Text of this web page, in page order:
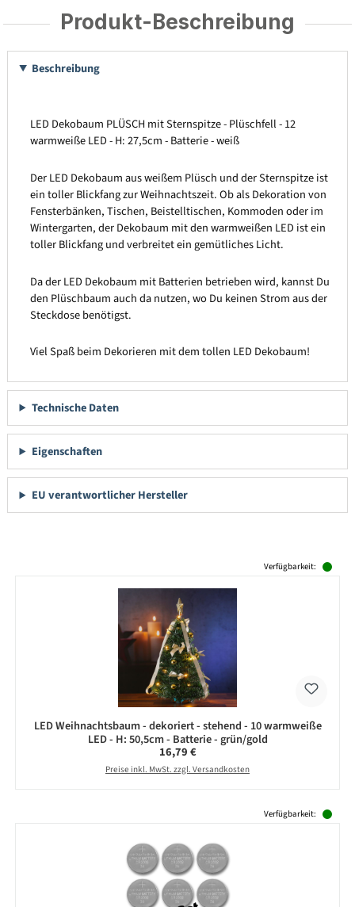
Produkt-Beschreibung
Beschreibung
LED Dekobaum PLÜSCH mit Sternspitze - Plüschfell - 12
warmweiße LED - H: 27,5cm - Batterie - weiß
Der LED Dekobaum aus weißem Plüsch und der Sternspitze ist
ein toller Blickfang zur Weihnachtszeit. Ob als Dekoration von
Fensterbänken, Tischen, Beistelltischen, Kommoden oder im
Wintergarten, der Dekobaum mit den warmweißen LED ist ein
toller Blickfang und verbreitet ein gemütliches Licht.
Da der LED Dekobaum mit Batterien betrieben wird, kannst Du
den Plüschbaum auch da nutzen, wo Du keinen Strom aus der
Steckdose benötigst.
Viel Spaß beim Dekorieren mit dem tollen LED Dekobaum!
Technische Daten
Eigenschaften
EU verantwortlicher Hersteller
Verfügbarkeit:
LED Weihnachtsbaum - dekoriert - stehend - 10 warmweiße
LED - H: 50,5cm - Batterie - grün/gold
Regulärer Preis:
16,79 €
Preise inkl. MwSt. zzgl. Versandkosten
Verfügbarkeit: